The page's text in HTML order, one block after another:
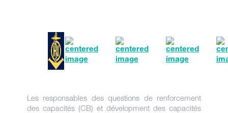
Les responsables des questions de renforcement
des capacités (CB) et dévelopment des capacités